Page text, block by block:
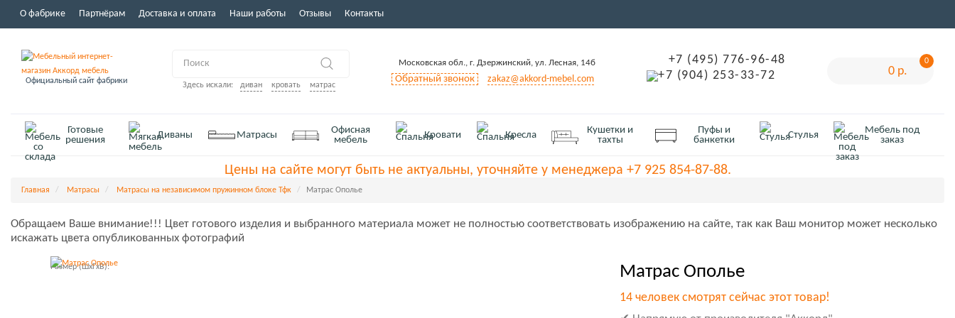
О фабрике Партнёрам Доставка и оплата Наши работы Отзывы Контакты
Официальный сайт фабрики Здесь искали: диван кровать матрас
Московская обл., г. Дзержинский, ул. Лесная, 14б
Обратный звонок zakaz@akkord-mebel.com
+7 (495) 776-96-48
+7 (904) 253-33-72
0
0 р.
Готовые
решения
Диваны Матрасы
Офисная
мебель
Кровати Кресла
Кушетки и
тахты
Пуфы и
банкетки
Стулья
Мебель под
заказ
Цены на сайте могут быть не актуальны, уточняйте у менеджера +7 925 854-87-88.
Главная Матрасы Матрасы на независимом пружинном блоке Тфк Матрас Ополье
Обращаем Ваше внимание!!! Цвет готового изделия и выбранного материала может не полностью соответствовать изображению на сайте, так как Ваш монитор может несколько
искажать цвета опубликованных фотографий
Размер (ШxГxВ): Матрас Ополье
14 человек смотрят сейчас этот товар!